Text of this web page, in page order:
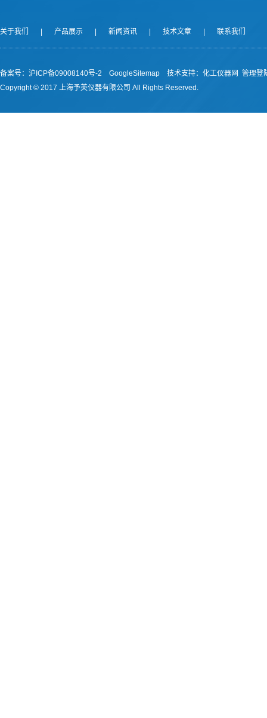
关于我们 产品展示 新闻资讯 技术文章 联系我们
备案号：沪ICP备09008140号-2 GoogleSitemap 技术支持： 化工仪器网 管理登
Copyright © 2017 上海予英仪器有限公司 All Rights Reserved.